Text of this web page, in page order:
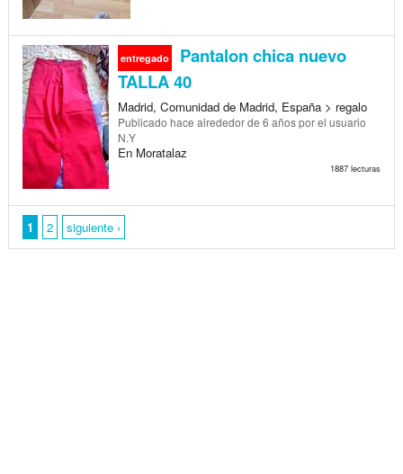
entregado
Pantalon chica nuevo
TALLA 40
Madrid, Comunidad de Madrid, España > regalo
Publicado hace alrededor de 6 añospor el usuario
N.Y
En Moratalaz
1887 lecturas
1 2 siguiente ›